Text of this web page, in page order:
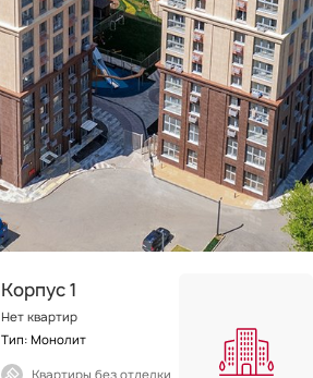
Корпус 1
Нет квартир
Тип: Монолит
Квартиры без отделки